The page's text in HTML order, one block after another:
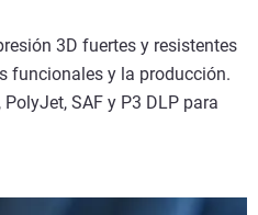
3D fuertes y resistentes
funcionales y la producción.
SAF y P3 DLP para